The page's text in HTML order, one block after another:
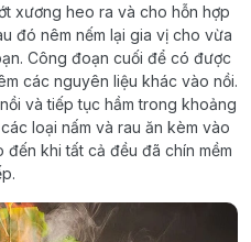
xương heo ra và cho hỗn hợp
đó nêm nếm lại gia vị cho vừa
Công đoạn cuối để có được
các nguyên liệu khác vào nồi.
và tiếp tục hầm trong khoảng
loại nấm và rau ăn kèm vào
khi tất cả đều đã chín mềm